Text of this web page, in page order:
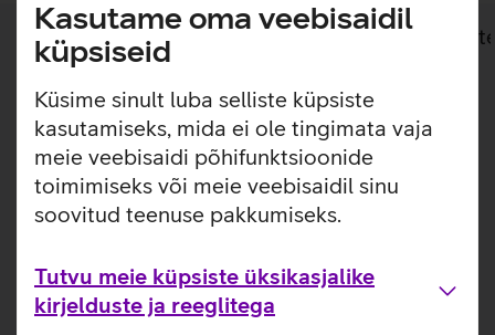
Kasutame oma veebisaidil
küpsiseid
Küsime sinult luba selliste küpsiste
kasutamiseks, mida ei ole tingimata vaja
meie veebisaidi põhifunktsioonide
toimimiseks või meie veebisaidil sinu
soovitud teenuse pakkumiseks.
Tutvu meie küpsiste üksikasjalike
kirjelduste ja reeglitega
Lisainfo Tehnilised andmed
Lisainfo
Rõhuta oma kodu sisekujundust isikupärase
The Frame teleri raamiga.
Kaunista oma Samsung The Frame telerit silmapaistva
raamiga. Samsung The Frame teleri välimust saab väga
Kasulikud lingid